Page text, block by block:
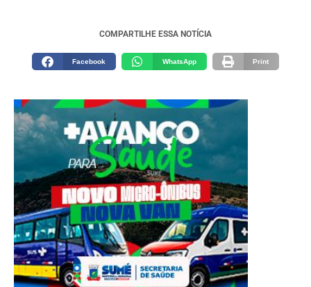
COMPARTILHE ESSA NOTÍCIA
Facebook WhatsApp Print